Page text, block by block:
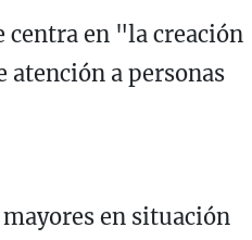
centra en "la creación
atención a personas
en situación